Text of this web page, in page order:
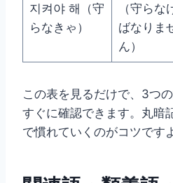
지켜야 해（守
らなきゃ）
（守らな
ばなりま
ん）
この表を見るだけで、3つ
すぐに確認できます。丸暗
で慣れていくのがコツです